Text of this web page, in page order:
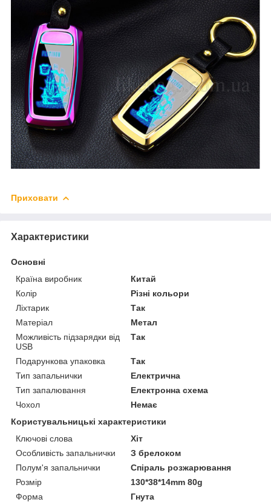
Приховати
Характеристики
Основні
Країна виробник
Китай
Колір
Різні кольори
Ліхтарик
Так
Матеріал
Метал
Можливість підзарядки від
USB
Так
Подарункова упаковка
Так
Тип запальнички
Електрична
Тип запалювання
Електронна схема
Чохол
Немає
Користувальницькі характеристики
Ключові слова
Хіт
Особливість запальнички
З брелоком
Полум'я запальнички
Спіраль розжарювання
Розмір
130*38*14mm 80g
Форма
Гнута